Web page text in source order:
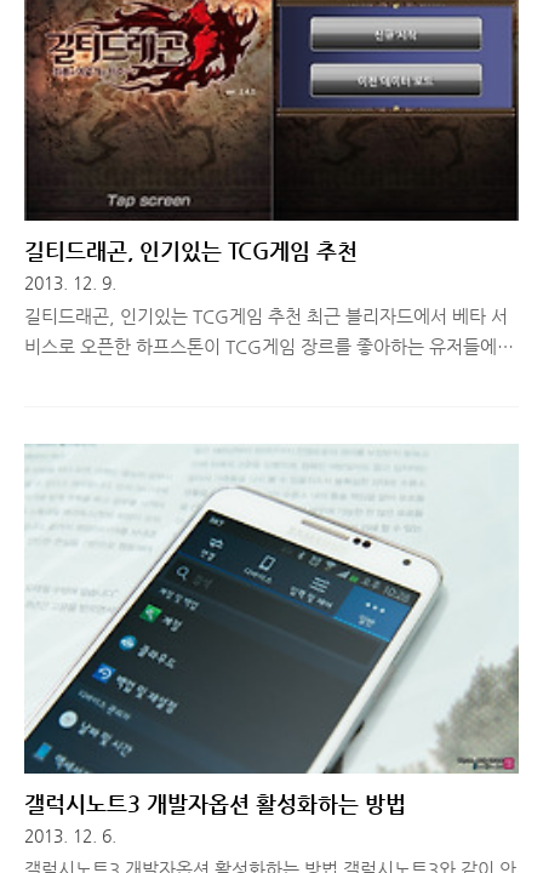
사용기 주목해주세요! 최대한 간단히 작성할 예정입니다. ■ 블루
투스 이어폰 모비프렌 GBH-S500 디자인 및 구성 이전에 출시된
모비프렌 GBH-S400 는 핸즈프리 기능 뿐만 아니라 문자 확..
길티드래곤, 인기있는 TCG게임 추천
2013. 12. 9.
길티드래곤, 인기있는 TCG게임 추천 최근 블리자드에서 베타 서
비스로 오픈한 하프스톤이 TCG게임 장르를 좋아하는 유저들에게
TCG 게임입니다. 지난 2013 지스타에 공개되어 유저들의 엄청난
호응을 받았습니다. (사전 등록자 수가 5만명을 넘었다고 하더군
요.) TCG 게임은 더 높은 레벨의 카드, 더 좋은 스킬을 발휘하는
카드를 뽑아 대결한다는 어찌보면 단순할 수 있는 게임 흐름을 생
각할 수 있는데, '길티드래곤'은 기존 TCG 게임과 다른 방식의 덱
구성, 게임 방법, 3D 그래픽 등을 통해 스마트폰으로 즐길 수 있..
갤럭시노트3 개발자옵션 활성화하는 방법
2013. 12. 6.
갤럭시노트3 개발자옵션 활성화하는 방법 갤럭시노트3와 같이 안